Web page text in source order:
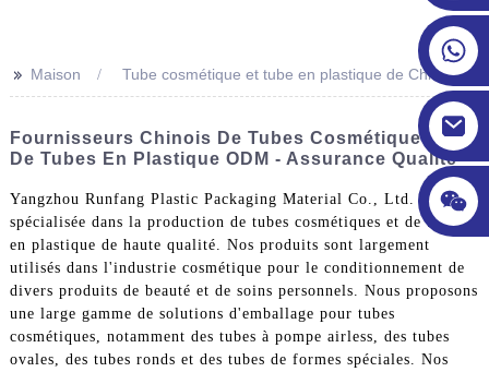
>> Maison Tube cosmétique et tube en plastique de Chine
Fournisseurs Chinois De Tubes Cosmétiques Et
De Tubes En Plastique ODM - Assurance Qualité
Yangzhou Runfang Plastic Packaging Material Co., Ltd. est
spécialisée dans la production de tubes cosmétiques et de tubes
en plastique de haute qualité. Nos produits sont largement
utilisés dans l'industrie cosmétique pour le conditionnement de
divers produits de beauté et de soins personnels. Nous proposons
une large gamme de solutions d'emballage pour tubes
cosmétiques, notamment des tubes à pompe airless, des tubes
ovales, des tubes ronds et des tubes de formes spéciales. Nos